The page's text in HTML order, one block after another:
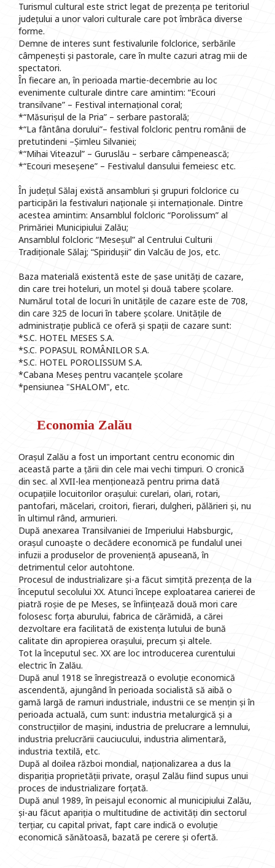
Turismul cultural este strict legat de prezența pe teritoriul
județului a unor valori culturale care pot îmbrăca diverse
forme.
Demne de interes sunt festivalurile folclorice, serbările
câmpenești și pastorale, care în multe cazuri atrag mii de
spectatori.
În fiecare an, în perioada martie-decembrie au loc
evenimente culturale dintre care amintim: “Ecouri
transilvane” – Festival internațional coral;
*“Măsurișul de la Pria” – serbare pastorală;
*“La fântâna dorului”– festival folcloric pentru românii de
pretutindeni –Șimleu Silvaniei;
*“Mihai Viteazul” – Guruslău – serbare câmpenească;
*“Ecouri meseșene” – Festivalul dansului femeiesc etc.
În județul Sălaj există ansambluri și grupuri folclorice cu
participări la festivaluri naționale și internaționale. Dintre
acestea amintim: Ansamblul folcloric “Porolissum” al
Primăriei Municipiului Zalău;
Ansamblul folcloric “Meseșul” al Centrului Culturii
Tradiționale Sălaj; “Spiridușii” din Valcău de Jos, etc.
Baza materială existentă este de șase unități de cazare,
din care trei hoteluri, un motel și două tabere școlare.
Numărul total de locuri în unitățile de cazare este de 708,
din care 325 de locuri în tabere școlare. Unitățile de
administrație publică ce oferă și spații de cazare sunt:
*S.C. HOTEL MESES S.A.
*S.C. POPASUL ROMÂNILOR S.A.
*S.C. HOTEL POROLISSUM S.A.
*Cabana Meseș pentru vacanțele școlare
*pensiunea "SHALOM", etc.
Economia Zalău
Orașul Zalău a fost un important centru economic din
această parte a țării din cele mai vechi timpuri. O cronică
din sec. al XVII-lea menționează pentru prima dată
ocupațiile locuitorilor orașului: curelari, olari, rotari,
pantofari, măcelari, croitori, fierari, dulgheri, pălărieri și, nu
în ultimul rând, armurieri.
După anexarea Transilvaniei de Imperiului Habsburgic,
orașul cunoaște o decădere economică pe fundalul unei
infuzii a produselor de proveniență apuseană, în
detrimentul celor autohtone.
Procesul de industrializare și-a făcut simțită prezența de la
începutul secolului XX. Atunci începe exploatarea carierei de
piatră roșie de pe Meses, se înființează două mori care
folosesc forța aburului, fabrica de cărămidă, a cărei
dezvoltare era facilitată de existența lutului de bună
calitate din apropierea orașului, precum și altele.
Tot la începutul sec. XX are loc introducerea curentului
electric în Zalău.
După anul 1918 se înregistrează o evoluție economică
ascendentă, ajungând în perioada socialistă să aibă o
gamă largă de ramuri industriale, industrii ce se mențin și în
perioada actuală, cum sunt: industria metalurgică și a
construcțiilor de mașini, industria de prelucrare a lemnului,
industria prelucrării cauciucului, industria alimentară,
industria textilă, etc.
După al doilea război mondial, naționalizarea a dus la
dispariția proprietății private, orașul Zalău fiind supus unui
proces de industrializare forțată.
După anul 1989, în peisajul economic al municipiului Zalău,
și-au făcut apariția o multitudine de activități din sectorul
terțiar, cu capital privat, fapt care indică o evoluție
economică sănătoasă, bazată pe cerere și ofertă.